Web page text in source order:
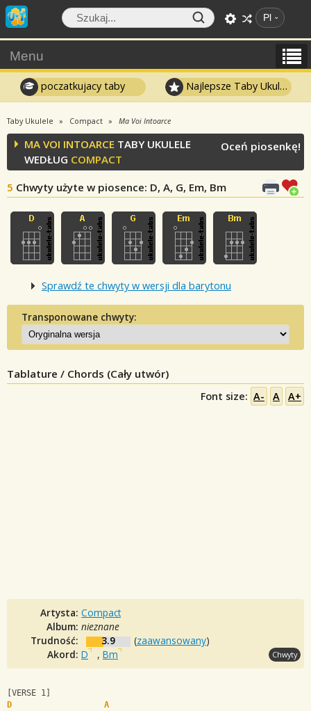
Pl
Menu
poczatkujacy taby Najlepsze Taby Ukulele
Taby Ukulele Compact Ma Voi Intoarce
MA VOI INTOARCE TABY UKULELE
WEDŁUG COMPACT
5 Chwyty użyte w piosence: D, A, G, Em, Bm
Oceń piosenkę!
Sprawdź te chwyty w wersji dla barytonu
Transponowane chwyty:
Tablature / Chords (Cały utwór)
Font size: A- A A+
Artysta: Compact
Album: nieznane
Trudność:
3.9 (zaawansowany)
Akord: D , Bm Chwyty
[VERSE 1]
D
A